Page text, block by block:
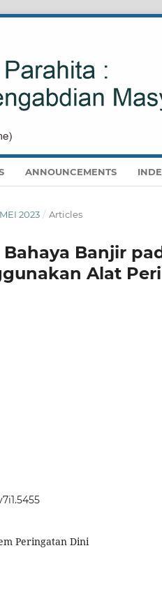
ANNOUNCEMENTS
2023 / Articles
Banjir
Alat
Peringatan Dini